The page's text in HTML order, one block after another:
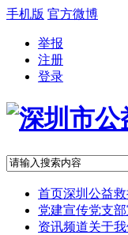
手机版 官方微博
举报
注册
登录
首页深圳公益
党建宣传党支
资讯频道关于